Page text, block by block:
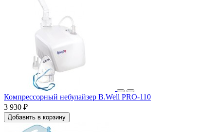
Компрессорный небулайзер B.Well PRO-110
3 930 ₽
Добавить в корзину